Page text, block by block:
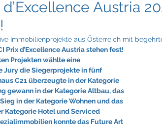
Group Bossard BRP-Rotax
CBRE Global Investors
Fraunhofer Frigologo
d’Excellence Austria
Immobilienprojekte aus Österreich mit
Prix d’Excellence Austria stehen fest!
Projekten wählte eine
Jury die Siegerprojekte in fünf
C21 überzeugte in der Kategorie
gewann in der Kategorie Altbau, das
in der Kategorie Wohnen und das
Kategorie Hotel und Serviced
konnte das Future Art